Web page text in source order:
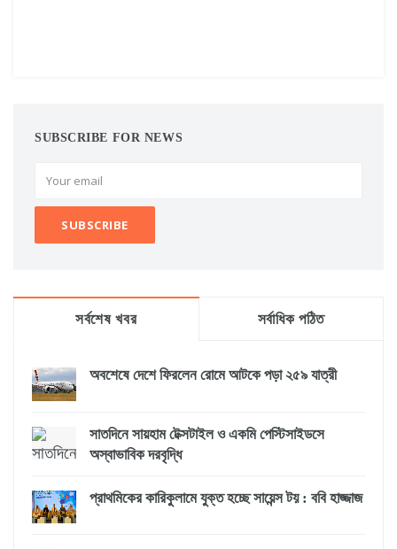
SUBSCRIBE FOR NEWS
সর্বশেষ খবর সর্বাধিক পঠিত
অবশেষে দেশে ফিরলেন রোমে আটকে পড়া ২৫৯ যাত্রী
সাতদিনে সায়হাম টেক্সটাইল ও একমি পেস্টিসাইডসে
অস্বাভাবিক দরবৃদ্ধি
প্রাথমিকের কারিকুলামে যুক্ত হচ্ছে সায়েন্স টয় : ববি হাজ্জাজ